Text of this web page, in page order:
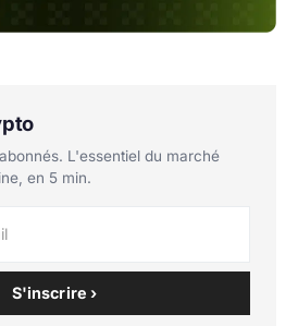
L'essentiel du marché
en 5 min.
S'inscrire ›